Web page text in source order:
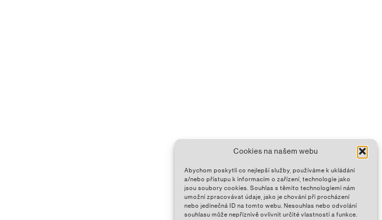
Cookies na našem webu
Abychom poskytli co nejlepší služby, používáme k ukládání
a/nebo přístupu k informacím o zařízení, technologie jako
jsou soubory cookies. Souhlas s těmito technologiemi nám
umožní zpracovávat údaje, jako je chování při procházení
nebo jedinečná ID na tomto webu. Nesouhlas nebo odvolání
souhlasu může nepříznivě ovlivnit určité vlastnosti a funkce.